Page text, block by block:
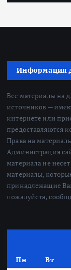
Информация
Все материалы на
источников —
интернете или
предоставляются
Права на
Администрация
материала не
материалы,
принадлежащие
пожалуйста,
Пн Вт